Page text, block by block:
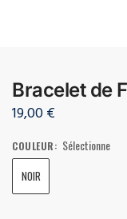
Bracelet de
19,00€
COULEUR: Sélectionne
NOIR